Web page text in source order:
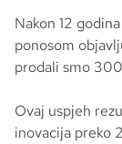
Nakon 12
ponosom
prodali smo
Ovaj uspjeh
inovacija preko